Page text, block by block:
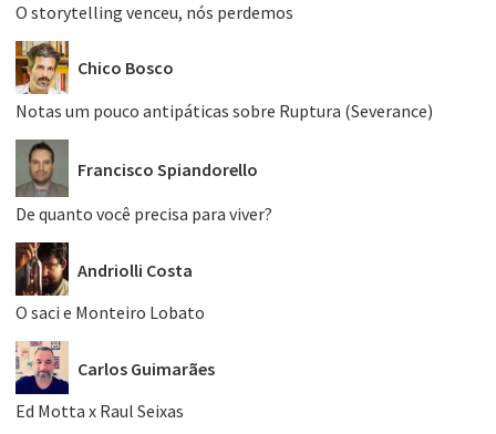
O storytelling venceu, nós perdemos
Chico Bosco
Notas um pouco antipáticas sobre Ruptura (Severance)
Francisco Spiandorello
De quanto você precisa para viver?
Andriolli Costa
O saci e Monteiro Lobato
Carlos Guimarães
Ed Motta x Raul Seixas